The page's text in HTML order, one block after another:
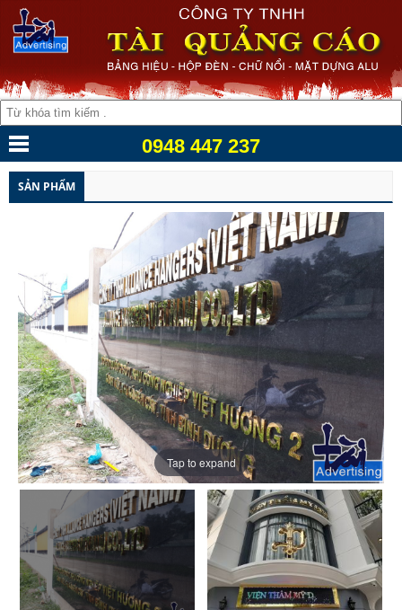
0948 447 237
SẢN PHẨM
Tap to expand